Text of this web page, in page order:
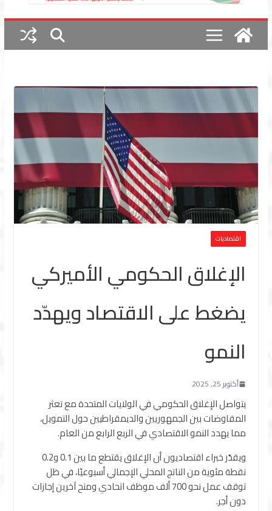
اقتصاديات
الإغلاق الحكومي الأميركي
يضغط على الاقتصاد ويهدّد
النمو
أكتوبر 25, 2025
يتواصل الإغلاق الحكومي في الولايات المتحدة مع تعثر
المفاوضات بين الجمهوريين والديمقراطيين حول التمويل،
مما يهدد النمو الاقتصادي في الربع الرابع من العام.
ويقدّر خبراء اقتصاديون أن الإغلاق يقتطع ما بين 0.1 و0.2
نقطة مئوية من الناتج المحلي الإجمالي أسبوعيًا، في ظل
توقف عمل نحو 700 ألف موظف اتحادي ومنح آخرين إجازات
دون أجر.